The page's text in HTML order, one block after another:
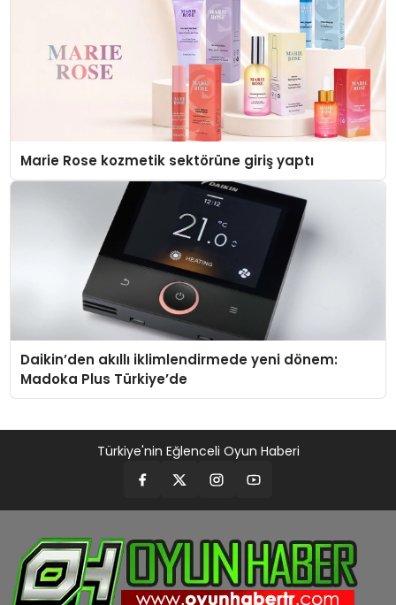
Marie Rose kozmetik sektörüne giriş yaptı
Daikin’den akıllı iklimlendirmede yeni dönem:
Madoka Plus Türkiye’de
Türkiye'nin Eğlenceli Oyun Haberi